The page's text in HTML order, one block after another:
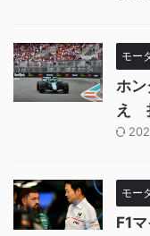
モー
ホン
え
モー
F1